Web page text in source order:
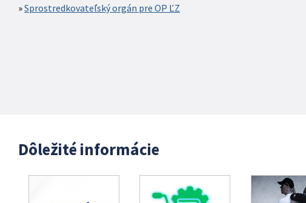
Sprostredkovateľský orgán pre OP ĽZ
Dôležité informácie